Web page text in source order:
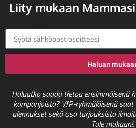
Liity mukaan
Haluan
Haluatko saada tietoa ensimmäisenä
kampanjoista? VIP-ryhmäläisenä
alennukset sekä osa tarjouksista
Tule mukaan!.